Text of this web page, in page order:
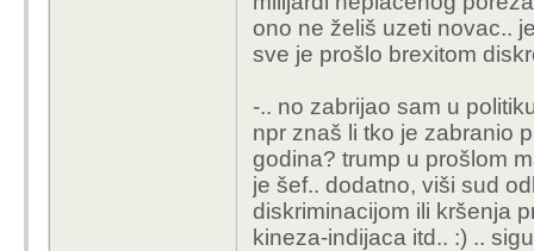
ono ne želiš uzeti novac..
sve je prošlo brexitom
-.. no zabrijao sam u
npr znaš li tko je zabranio
godina? trump u prošlom
je šef.. dodatno, viši sud
diskriminacijom ili kršenja
kineza-indijaca itd.. :) ..